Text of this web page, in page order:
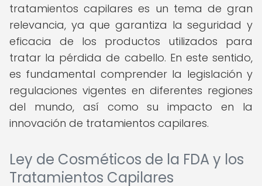
tratamientos capilares es un tema de gran
relevancia, ya que garantiza la seguridad y
eficacia de los productos utilizados para
tratar la pérdida de cabello. En este sentido,
es fundamental comprender la legislación y
regulaciones vigentes en diferentes regiones
del mundo, así como su impacto en la
innovación de tratamientos capilares.
Ley de Cosméticos de la FDA y los
Tratamientos Capilares